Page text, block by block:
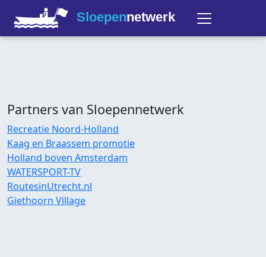
Sloepennetwerk
Partners van Sloepennetwerk
Recreatie Noord-Holland
Kaag en Braassem promotie
Holland boven Amsterdam
WATERSPORT-TV
RoutesinUtrecht.nl
Giethoorn Village